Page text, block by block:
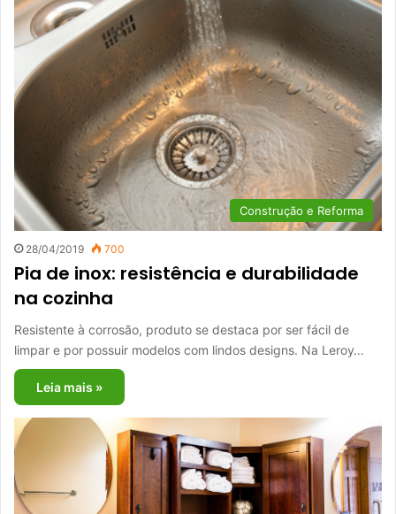
Construção e Reforma
28/04/2019 700
Pia de inox: resistência e durabilidade
na cozinha
Resistente à corrosão, produto se destaca por ser fácil de
limpar e por possuir modelos com lindos designs. Na Leroy…
Leia mais »